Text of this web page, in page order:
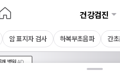
건강검진
암 표지자 검사 하복부초음파 간
병원AD